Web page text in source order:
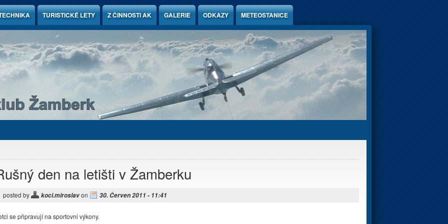
TURISTICKÉ LETY Z ČINNOSTI AK GALERIE ODKAZY METEOSTANICE
den na letišti v Žamberku
posted by koci.miroslavon 30. Červen 2011 - 11:41
se připravují na sportovni výkony.